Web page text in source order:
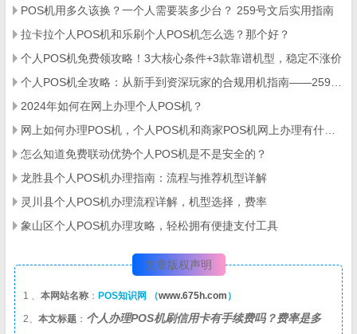
POS机用多久该换？一个人需要装多少台？ 259号文后实用指南
拉卡拉个人POS机和乐刷个人POS机怎么选？那个好？
个人POS机免费领攻略！3大核心条件+3款靠谱机型，稳定不涨价
2024年如何在网上办理个人POS机？
怎么知道免费联动优势个人POS机是不是安全的？
龙胜县个人POS机办理指南：流程与推荐机型详解
灵川县个人POS机办理流程详解，机型选择，费率
象山区个人POS机办理攻略，轻松拥有便捷支付工具
文章版权声明
1 、 本网站名称 ： POS知识网 （www.675h.com ）
2、 本文标题 ： 个人办理POS机刷信用卡有手续费吗？费率是多